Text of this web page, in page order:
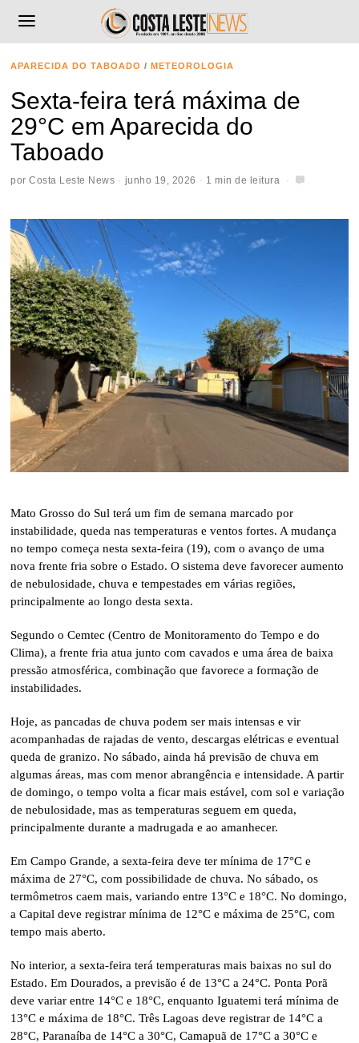
APARECIDA DO TABOADO / METEOROLOGIA
Sexta-feira terá máxima de
29°C em Aparecida do
Taboado
porCosta Leste News junho 19, 2026 1 min de leitura
Mato Grosso do Sul terá um fim de semana marcado por
instabilidade, queda nas temperaturas e ventos fortes. A mudança
no tempo começa nesta sexta-feira (19), com o avanço de uma
nova frente fria sobre o Estado. O sistema deve favorecer aumento
de nebulosidade, chuva e tempestades em várias regiões,
principalmente ao longo desta sexta.
Segundo o Cemtec (Centro de Monitoramento do Tempo e do
Clima), a frente fria atua junto com cavados e uma área de baixa
pressão atmosférica, combinação que favorece a formação de
instabilidades.
Hoje, as pancadas de chuva podem ser mais intensas e vir
acompanhadas de rajadas de vento, descargas elétricas e eventual
queda de granizo. No sábado, ainda há previsão de chuva em
algumas áreas, mas com menor abrangência e intensidade. A partir
de domingo, o tempo volta a ficar mais estável, com sol e variação
de nebulosidade, mas as temperaturas seguem em queda,
principalmente durante a madrugada e ao amanhecer.
Em Campo Grande, a sexta-feira deve ter mínima de 17°C e
máxima de 27°C, com possibilidade de chuva. No sábado, os
termômetros caem mais, variando entre 13°C e 18°C. No domingo,
a Capital deve registrar mínima de 12°C e máxima de 25°C, com
tempo mais aberto.
No interior, a sexta-feira terá temperaturas mais baixas no sul do
Estado. Em Dourados, a previsão é de 13°C a 24°C. Ponta Porã
deve variar entre 14°C e 18°C, enquanto Iguatemi terá mínima de
13°C e máxima de 18°C. Três Lagoas deve registrar de 14°C a
28°C, Paranaíba de 14°C a 30°C, Camapuã de 17°C a 30°C e